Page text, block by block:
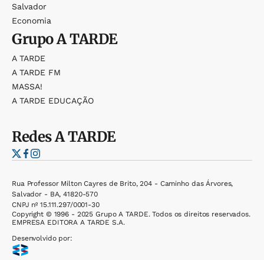
Salvador
Economia
GrupoA TARDE
A TARDE
A TARDE FM
MASSA!
A TARDE EDUCAÇÃO
RedesA TARDE
Rua Professor Milton Cayres de Brito, 204 - Caminho das Árvores,
Salvador - BA, 41820-570
CNPJ nº 15.111.297/0001-30
Copyright © 1996 - 2025 Grupo A TARDE. Todos os direitos reservados.
EMPRESA EDITORA A TARDE S.A.
Desenvolvido por: